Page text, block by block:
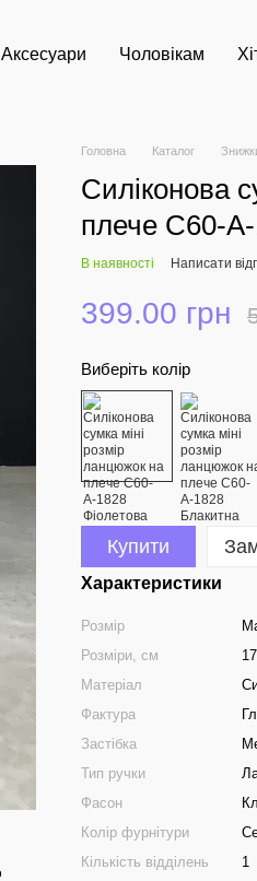
Аксесуари Чоловікам
Головна Каталог
Силіконова
плече С60-А-
В наявності Написати
399.00 грн
Виберіть колір
Купити
Характеристики
Розмір
Розміри, см
Матеріал
Фактура
Застібка
Тип ручки
Фасон
Колір фурнітури
Кількість відділень
1